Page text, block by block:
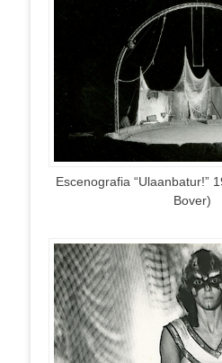
Escenografia “Ulaanbatur!”
Bover)